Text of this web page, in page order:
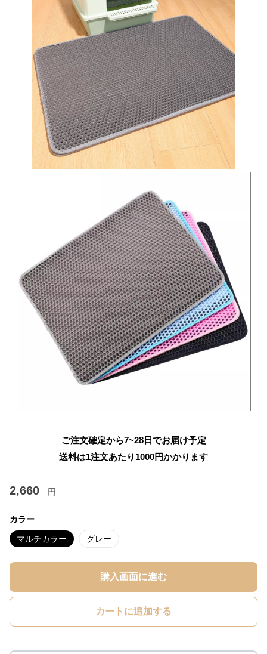
ご注文確定から7~28日でお届け予定
送料は1注文あたり 1000円かかります
2,660 円
カラー
マルチカラー グレー
購入画面に進む
カートに追加する